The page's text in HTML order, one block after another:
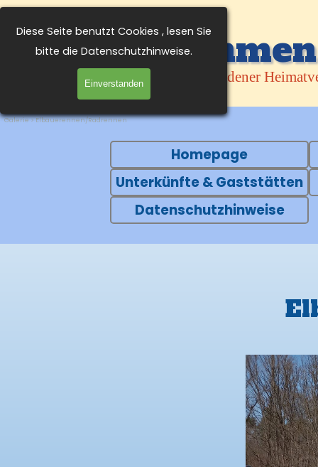
Diese Seite benutzt Cookies , lesen Sie
bitte die Datenschutzhinweise.
Einverstanden
Direkt zum Seiteninhalt
Klödener
Facebook
Galerie > Elbauerennen/Radrennen
Menü überspringen
Homepage
Unterkünfte & Gaststätten
Datenschutzhinweise